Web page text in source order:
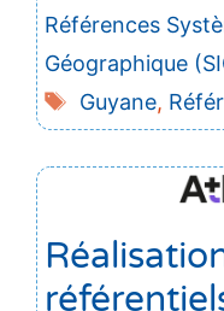
Références
Géographique
Étiquettes
Guyane,